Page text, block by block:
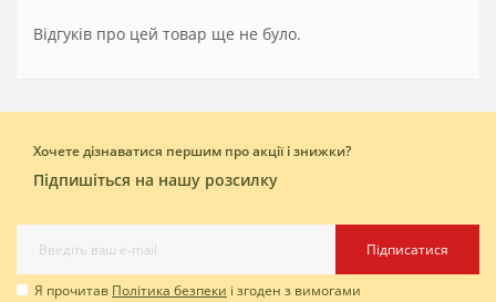
Відгуків про цей товар ще не було.
Хочете дізнаватися першим про акції і знижки?
Підпишіться на нашу розсилку
Підписатися
Я прочитав Політика безпеки і згоден з вимогами